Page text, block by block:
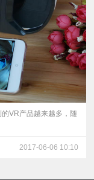
VR产品越来越多，随
2017-06-06 10:10